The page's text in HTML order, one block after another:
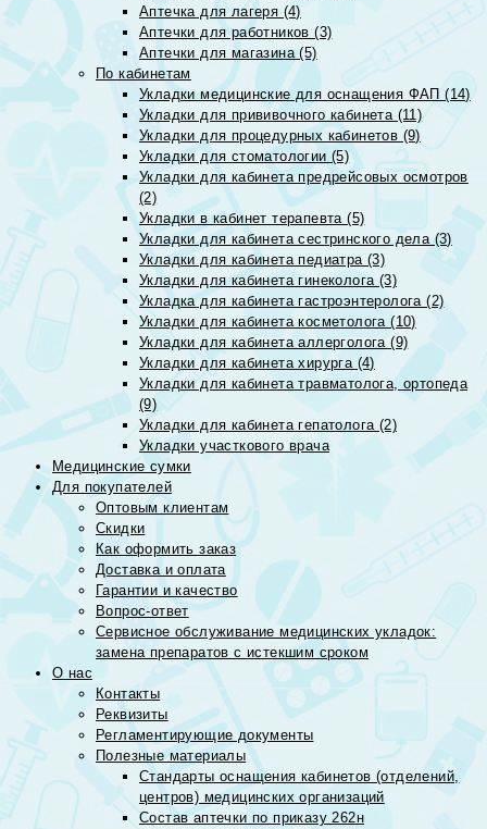
Аптечка для лагеря (4)
Аптечки для работников (3)
Аптечки для магазина (5)
По кабинетам
Укладки медицинские для оснащения ФАП (14)
Укладки для прививочного кабинета (11)
Укладки для процедурных кабинетов (9)
Укладки для стоматологии (5)
Укладки для кабинета предрейсовых осмотров
(2)
Укладки в кабинет терапевта (5)
Укладки для кабинета сестринского дела (3)
Укладки для кабинета педиатра (3)
Укладки для кабинета гинеколога (3)
Укладка для кабинета гастроэнтеролога (2)
Укладки для кабинета косметолога (10)
Укладки для кабинета аллерголога (9)
Укладки для кабинета хирурга (4)
Укладки для кабинета травматолога, ортопеда
(9)
Укладки для кабинета гепатолога (2)
Укладки участкового врача
Медицинские сумки
Для покупателей
Оптовым клиентам
Скидки
Как оформить заказ
Доставка и оплата
Гарантии и качество
Вопрос-ответ
Сервисное обслуживание медицинских укладок:
замена препаратов с истекшим сроком
О нас
Контакты
Реквизиты
Регламентирующие документы
Полезные материалы
Стандарты оснащения кабинетов (отделений,
центров) медицинских организаций
Состав аптечки по приказу 262н